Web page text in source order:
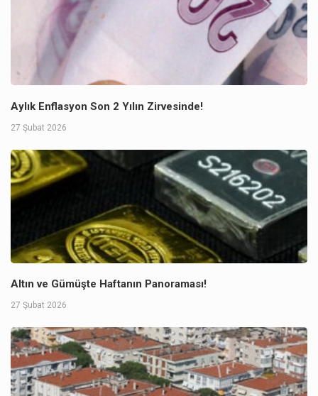
Aylık Enflasyon Son 2 Yılın Zirvesinde!
27 Şubat 2026
Altın ve Gümüşte Haftanın Panoraması!
27 Şubat 2026